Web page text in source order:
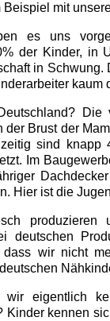
Beispiel mit
es uns
der Kinder, in
in Schwung.
kaum
Die
der Brust der
sind knapp
Im
Hier ist die
produzieren
deutschen
wir nicht
wir eigentlich
Kinder kennen